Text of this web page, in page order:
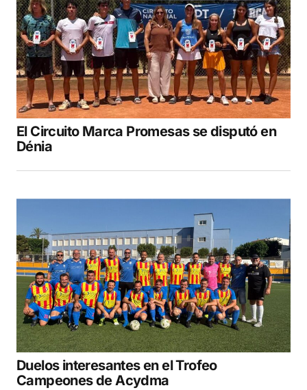
El Circuito Marca Promesas se disputó en
Dénia
Duelos interesantes en el Trofeo
Campeones de Acydma